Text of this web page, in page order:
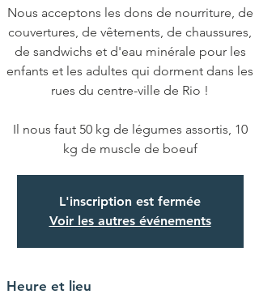
Nous acceptons les dons de nourriture, de
couvertures, de vêtements, de chaussures,
de sandwichs et d'eau minérale pour les
enfants et les adultes qui dorment dans les
rues du centre-ville de Rio !
Il nous faut 50 kg de légumes assortis, 10
kg de muscle de boeuf
L'inscription est fermée
Voir les autres événements
Heure et lieu